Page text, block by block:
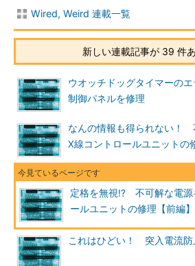
Wired, Weird 連載一覧
新しい連載記事が 39 件
ウオッチドッグタイマーの
制御パネルを修理
なんの情報も得られない！
X線コントロールユニットの
定格を無視!? 不可解な電源
ールユニットの修理【前編】
これはひどい！ 突入電流防